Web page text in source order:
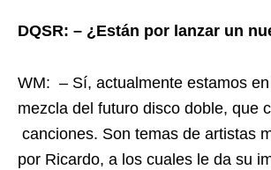
DQSR: – ¿Están por lanzar un
WM: – Sí, actualmente estamos
mezcla del futuro disco doble, que
canciones. Son temas de artistas
por Ricardo, a los cuales le da su